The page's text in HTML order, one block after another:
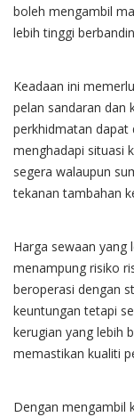
boleh mengambil
lebih tinggi
Keadaan ini
pelan sandaran dan
perkhidmatan dapat
menghadapi situasi
segera walaupun
tekanan tambahan
Harga sewaan yang
menampung risiko
beroperasi dengan
keuntungan tetapi
kerugian yang lebih
memastikan kualiti
Dengan mengambil